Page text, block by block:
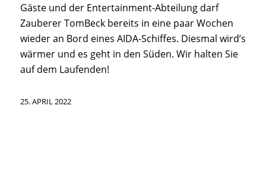
Gäste und der Entertainment-Abteilung darf
Zauberer TomBeck bereits in eine paar Wochen
wieder an Bord eines AIDA-Schiffes. Diesmal wird’s
wärmer und es geht in den Süden. Wir halten Sie
auf dem Laufenden!
25. APRIL 2022